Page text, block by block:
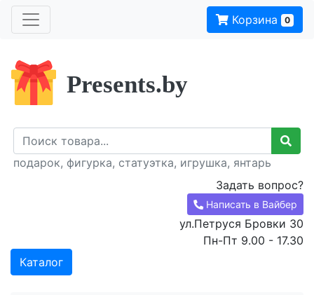
Корзина 0
Presents.by
подарок, фигурка, статуэтка, игрушка, янтарь
Задать вопрос?
Написать в Вайбер
ул.Петруся Бровки 30
Пн-Пт 9.00 - 17.30
Каталог